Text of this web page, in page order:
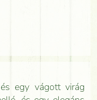
egy vágott virág